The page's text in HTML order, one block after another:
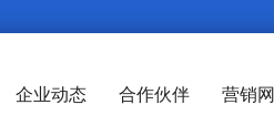
企业动态 合作伙伴 营销